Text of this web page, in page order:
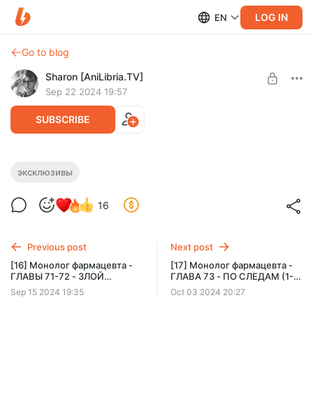
EN LOG IN
Go to blog
Sharon [AniLibria.TV]
Sep 22 2024 19:57
SUBSCRIBE
Распределение релизов на ОСЕНЬ 2024
Ученик стиля Айнкрад
эксклюзивы
16
Previous post
[16] Монолог фармацевта -
ГЛАВЫ 71-72 - ЗЛОЙ
УМЫСЕЛ (2) / ЛИС И ТАНУКИ
ПЫТАЮТСЯ ПЕРЕХИТРИТЬ
Sep 15 2024 19:35
Next post
[17] Монолог фармацевта -
ГЛАВА 73 - ПО СЛЕДАМ (1-
2)
Oct 03 2024 20:27